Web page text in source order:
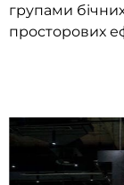
групами
просторових